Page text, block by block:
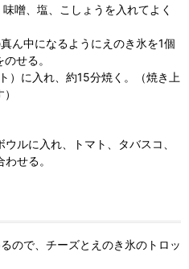
噌、塩、こしょうを入れてよく
ん中になるようにえのき氷を1個
せる。
）に入れ、約15分焼く。（焼き上
ルに入れ、トマト、タバスコ、
せる。
ので、チーズとえのき氷のトロッ